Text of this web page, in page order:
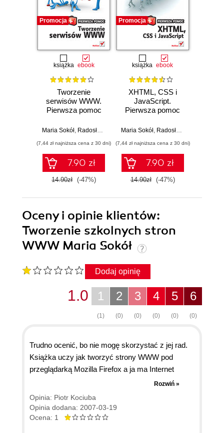
Promocja
książka ebook
Tworzenie
serwisów WWW.
Pierwsza pomoc
Maria Sokół Radosław Sokół
(7,44 zł najniższa cena z 30 dni)
7.90 zł
14.90zł (-47%)
Promocja
książka ebook
XHTML, CSS i
JavaScript.
Pierwsza pomoc
Maria Sokół, Radosław Sokół
(7,44 zł najniższa cena z 30 dni)
7.90 zł
14.90zł (-47%)
Oceny i opinie klientów:
Tworzenie szkolnych stron
WWW Maria Sokół
Dodaj opinię
6
(0)
5
(0)
4
(0)
3
(0)
2
(0)
1
(1)
1.0
Trudno ocenić, bo nie mogę skorzystać z jej rad.
Książka uczy jak tworzyć strony WWW pod
przeglądarką Mozilla Firefox a ja ma Internet
Explorer i nie wiem co mam zrobić, w książce nie
napisali. Mam wrażenie, że wszyscy używają
firefox albo, że jest ona dla elit (tej 0,01% która
używa firefox).
Rozwiń »
Opinia: Piotr Kociuba
Opinia dodana: 2007-03-19
Ocena: 1